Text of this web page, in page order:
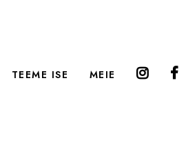
TEEME ISE MEIE